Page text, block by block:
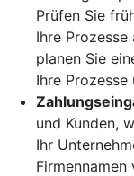
Prüfen Sie
Ihre Prozesse
planen Sie
Ihre Prozesse
und Kunden,
Ihr